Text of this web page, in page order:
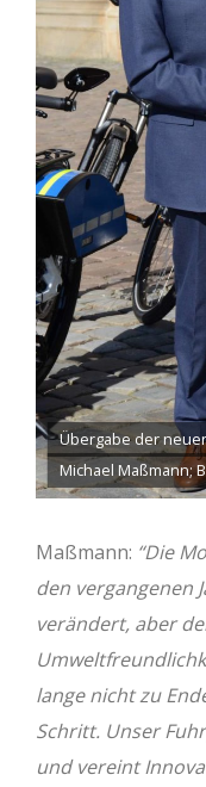
Übergabe der
Michael Maßmann;
Maßmann: “Die
den vergangenen
verändert, aber
lange nicht zu
Schritt. Unser
und vereint